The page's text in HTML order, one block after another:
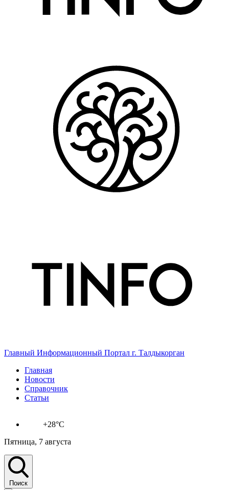
Главный Информационный Портал г. Талдыкорган
Главная
Новости
Справочник
Статьи
+28°C
Пятница, 7 августа
Поиск